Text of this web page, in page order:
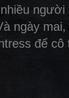
ngày
để